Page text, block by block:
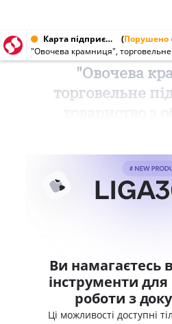
Карта підприємства від 31.07.1997 (Порушено
"Овочева крамниця",
"Овочева
торговельне
Ви намагаєтесь
інструменти для
роботи з
Ці можливості доступні